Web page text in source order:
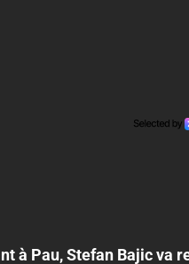
à Pau, Stefan Bajic va